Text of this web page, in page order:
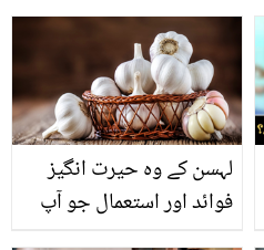
لہسن کے وہ حیرت انگیز
فوائد اور استعمال جو آپ